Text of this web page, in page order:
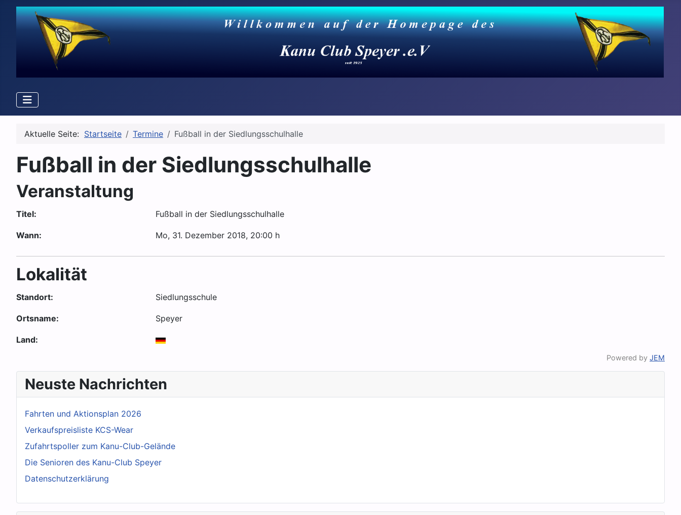
Aktuelle Seite: Startseite Termine Fußball in der Siedlungsschulhalle
Fußball in der Siedlungsschulhalle
Veranstaltung
Titel: Fußball in der Siedlungsschulhalle
Wann: Mo, 31. Dezember 2018, 20:00 h
Lokalität
Standort: Siedlungsschule
Ortsname: Speyer
Land:
Powered by JEM
Neuste Nachrichten
Fahrten und Aktionsplan 2026
Verkaufspreisliste KCS-Wear
Zufahrtspoller zum Kanu-Club-Gelände
Die Senioren des Kanu-Club Speyer
Datenschutzerklärung